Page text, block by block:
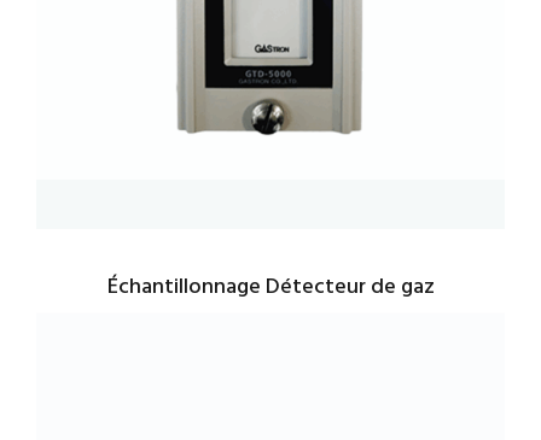
Échantillonnage Détecteur de gaz